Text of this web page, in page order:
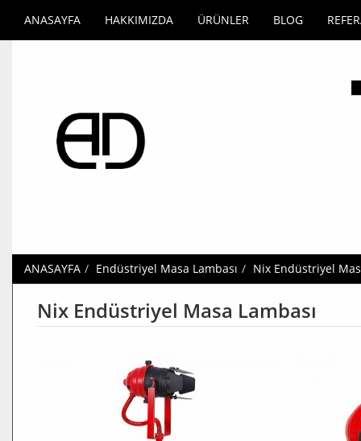
ANASAYFA HAKKIMIZDA ÜRÜNLER BLOG
ANASAYFA Endüstriyel Masa Lambası Nix Endüstriyel
Nix Endüstriyel Masa Lambası